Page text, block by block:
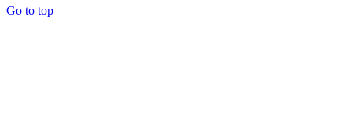
Go to top